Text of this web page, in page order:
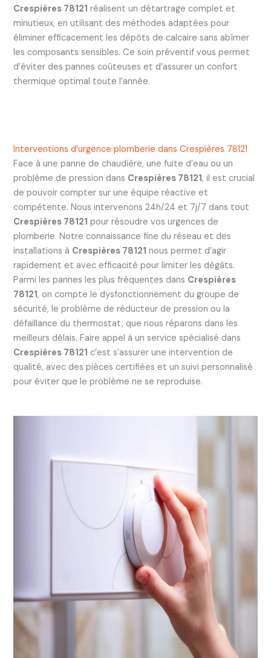
Crespières 78121 réalisent un détartrage complet et
minutieux, en utilisant des méthodes adaptées pour
éliminer efficacement les dépôts de calcaire sans abîmer
les composants sensibles. Ce soin préventif vous permet
d’éviter des pannes coûteuses et d’assurer un confort
thermique optimal toute l’année.
Interventions d’urgence plomberie dans Crespières 78121
Face à une panne de chaudière, une fuite d’eau ou un
problème de pression dans Crespières 78121, il est crucial
de pouvoir compter sur une équipe réactive et
compétente. Nous intervenons 24h/24 et 7j/7 dans tout
Crespières 78121 pour résoudre vos urgences de
plomberie. Notre connaissance fine du réseau et des
installations à Crespières 78121 nous permet d’agir
rapidement et avec efficacité pour limiter les dégâts.
Parmi les pannes les plus fréquentes dans Crespières
78121, on compte le dysfonctionnement du groupe de
sécurité, le problème de réducteur de pression ou la
défaillance du thermostat, que nous réparons dans les
meilleurs délais. Faire appel à un service spécialisé dans
Crespières 78121 c’est s’assurer une intervention de
qualité, avec des pièces certifiées et un suivi personnalisé
pour éviter que le problème ne se reproduise.